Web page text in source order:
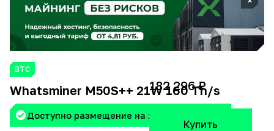
BTC
Whatsminer M50S++ 21W 160 Th/s
Доступно размещение на хостинге Aximine
182 296 ₽
Купить